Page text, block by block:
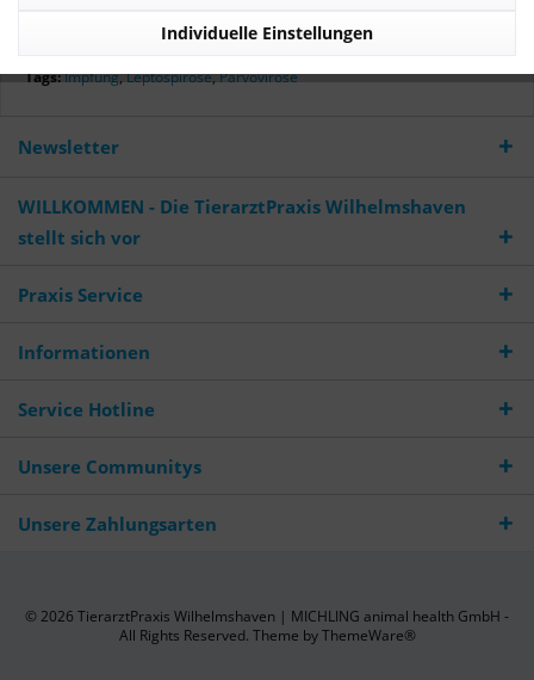
Tags:Impfung,Leptospirose,Parvovirose
Newsletter
WILLKOMMEN - Die TierarztPraxis Wilhelmshaven
stellt sich vor
Praxis Service
Informationen
Service Hotline
Unsere Communitys
Unsere Zahlungsarten
© 2026 TierarztPraxis Wilhelmshaven | MICHLING animal health GmbH -
All Rights Reserved. Theme byThemeWare®
Individuelle Einstellungen